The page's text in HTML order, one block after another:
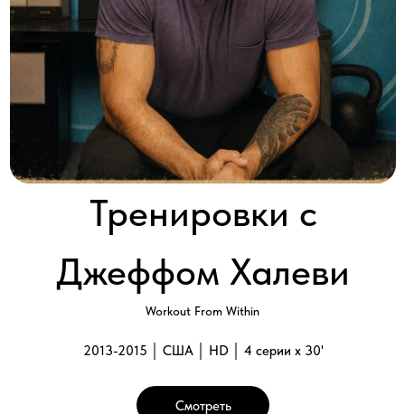
Джеффом Халеви
Workout From Within
2013-2015 │ США │ HD │ 4 серии x 30'
Смотреть
Фитнес-гуру Джефф Халеви поделится секретами, покажет, как